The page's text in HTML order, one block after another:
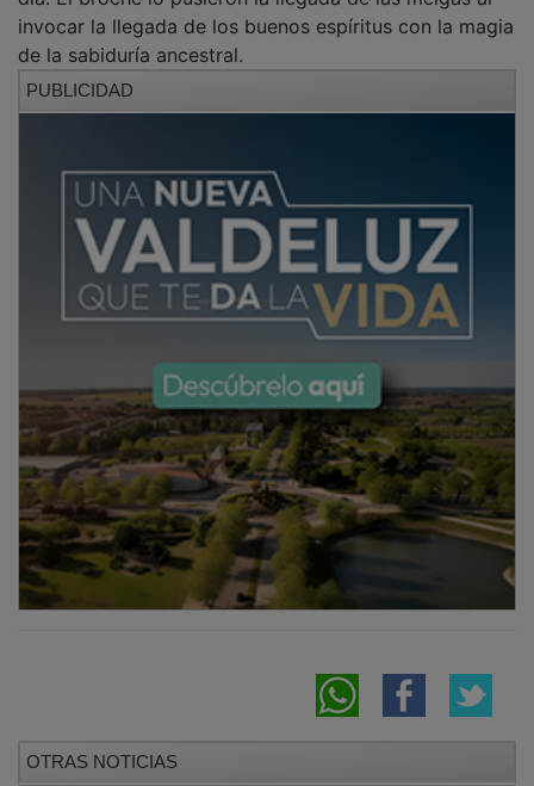
invocar la llegada de los buenos espíritus con la magia
de la sabiduría ancestral.
PUBLICIDAD
OTRAS NOTICIAS